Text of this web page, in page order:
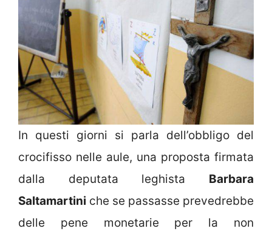
In questi giorni si parla dell’obbligo del
crocifisso nelle aule, una proposta firmata
dalla deputata leghista Barbara
Saltamartini che se passasse prevedrebbe
delle pene monetarie per la non